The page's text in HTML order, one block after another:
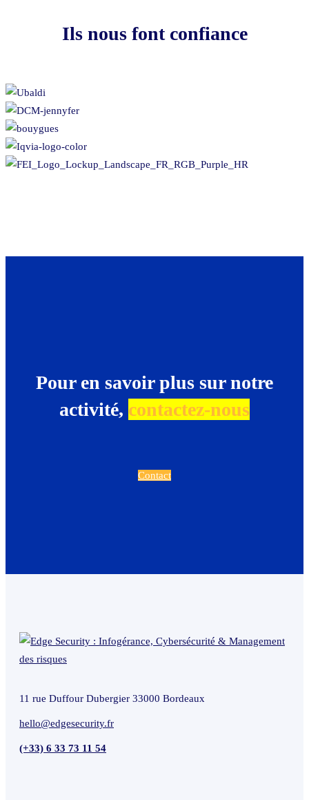
Ils nous font confiance
Pour en savoir plus sur notre
activité, contactez-nous
Contact
11 rue Duffour Dubergier 33000 Bordeaux
hello@edgesecurity.fr
(+33) 6 33 73 11 54